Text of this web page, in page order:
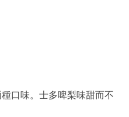
口味。士多啤梨味甜而不